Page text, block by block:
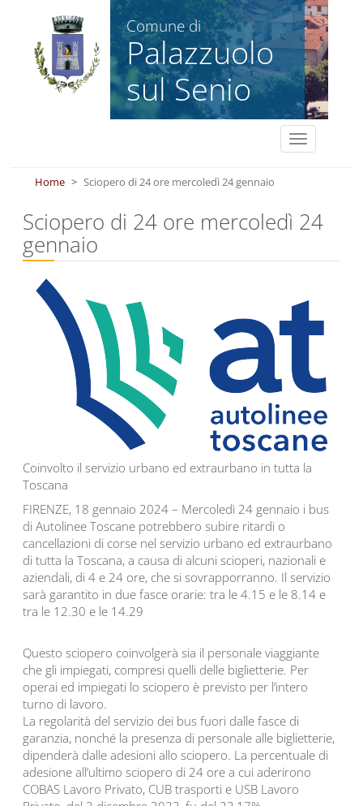
Salta al contenuto principale
Comune di
Palazzuolo
sul Senio
Toggle
navigation
Home
Sciopero di 24 ore mercoledì 24 gennaio
Sciopero di 24 ore mercoledì 24
gennaio
Coinvolto il servizio urbano ed extraurbano in tutta la
Toscana
FIRENZE, 18 gennaio 2024 – Mercoledì 24 gennaio i bus
di Autolinee Toscane potrebbero subire ritardi o
cancellazioni di corse nel servizio urbano ed extraurbano
di tutta la Toscana, a causa di alcuni scioperi, nazionali e
aziendali, di 4 e 24 ore, che si sovrapporranno. Il servizio
sarà garantito in due fasce orarie: tra le 4.15 e le 8.14 e
tra le 12.30 e le 14.29
Questo sciopero coinvolgerà sia il personale viaggiante
che gli impiegati, compresi quelli delle biglietterie. Per
operai ed impiegati lo sciopero è previsto per l’intero
turno di lavoro.
La regolarità del servizio dei bus fuori dalle fasce di
garanzia, nonché la presenza di personale alle biglietterie,
dipenderà dalle adesioni allo sciopero. La percentuale di
adesione all’ultimo sciopero di 24 ore a cui aderirono
COBAS Lavoro Privato, CUB trasporti e USB Lavoro